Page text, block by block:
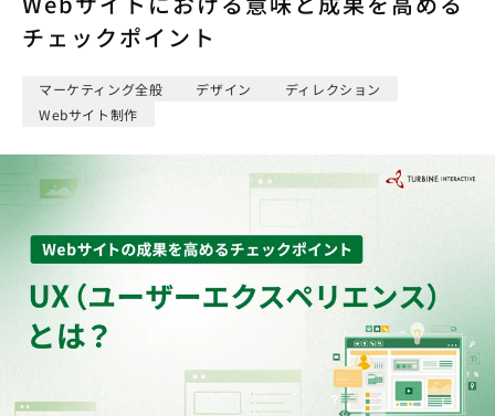
チェックポイント
マーケティング全般 デザイン
ディレクション
Webサイト制作